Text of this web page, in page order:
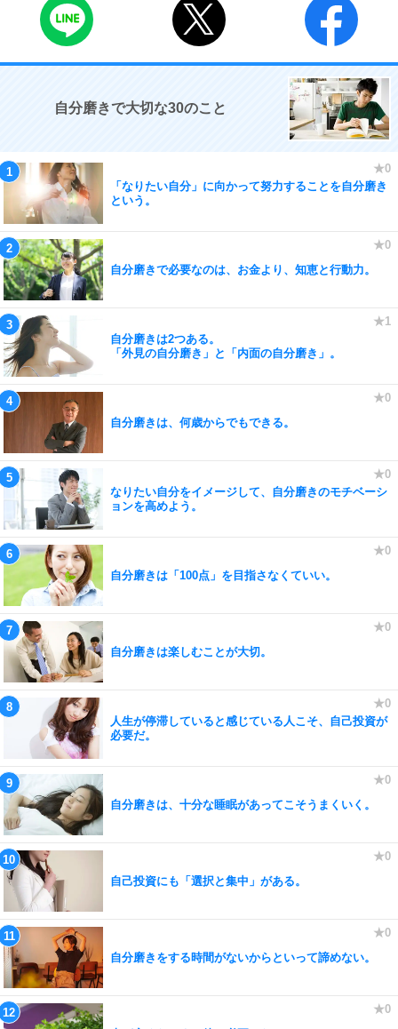
自分磨きで大切な30のこと
「なりたい自分」に向かって努力することを自分磨き
という。
自分磨きで必要なのは、お金より、知恵と行動力。
自分磨きは2つある。
「外見の自分磨き」と「内面の自分磨き」。
自分磨きは、何歳からでもできる。
なりたい自分をイメージして、自分磨きのモチベーシ
ョンを高めよう。
自分磨きは「100点」を目指さなくていい。
自分磨きは楽しむことが大切。
人生が停滞していると感じている人こそ、自己投資が
必要だ。
自分磨きは、十分な睡眠があってこそうまくいく。
自己投資にも「選択と集中」がある。
自分磨きをする時間がないからといって諦めない。